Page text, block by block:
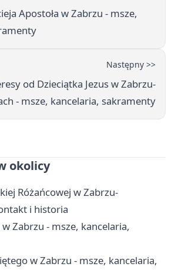
Apostoła w Zabrzu - msze,
Następny >>
od Dzieciątka Jezus w Zabrzu-
- msze, kancelaria, sakramenty
okolicy
Różańcowej w Zabrzu-
i historia
Zabrzu - msze, kancelaria,
w Zabrzu - msze, kancelaria,